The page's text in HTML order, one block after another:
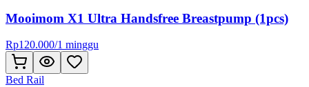
Mooimom X1 Ultra Handsfree Breastpump (1pcs)
Rp120.000/1 minggu
Bed Rail